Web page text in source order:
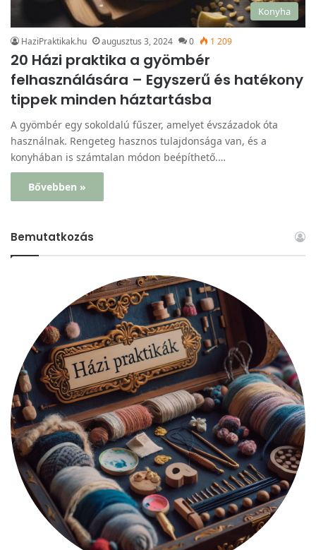
Konyha
HaziPraktikak.hu augusztus 3, 2024 0 1 209
20 Házi praktika a gyömbér
felhasználására – Egyszerű és hatékony
tippek minden háztartásba
A gyömbér egy sokoldalú fűszer, amelyet évszázadok óta
használnak. Rengeteg hasznos tulajdonsága van, és a
konyhában is számtalan módon beépíthető.…
Bővebben »
Bemutatkozás